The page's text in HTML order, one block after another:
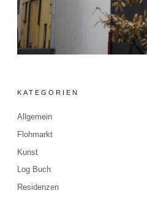
KATEGORIEN
Allgemein
Flohmarkt
Kunst
Log Buch
Residenzen